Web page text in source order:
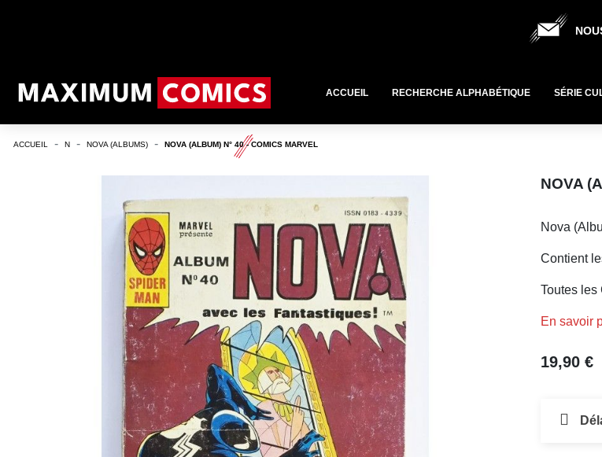
ACCUEIL RECHERCHE ALPHABÉTIQUE SÉRIE
ACCUEIL N NOVA (ALBUMS) NOVA (ALBUM) N° 40 - COMICS MARVEL
NOVA
Nova
Contient
Toutes les
En savoir
19,90 €